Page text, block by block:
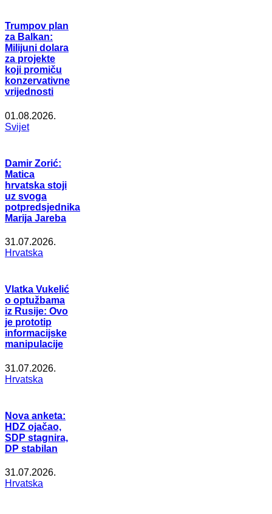
Trumpov plan
za Balkan:
Milijuni dolara
za projekte
koji promiču
konzervativne
vrijednosti
01.08.2026.
Svijet
Damir Zorić:
Matica
hrvatska stoji
uz svoga
potpredsjednika
Marija Jareba
31.07.2026.
Hrvatska
Vlatka Vukelić
o optužbama
iz Rusije: Ovo
je prototip
informacijske
manipulacije
31.07.2026.
Hrvatska
Nova anketa:
HDZ ojačao,
SDP stagnira,
DP stabilan
31.07.2026.
Hrvatska